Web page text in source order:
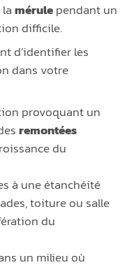
mérulependant un
difficile.
d’identifier les
dans votre
provoquant un
remontées
du
à une étanchéité
toiture ou salle
du
un milieu où